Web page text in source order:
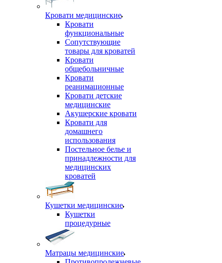
Кровати медицинские
Кровати
функциональные
Сопутствующие
товары для кроватей
Кровати
общебольничные
Кровати
реанимационные
Кровати детские
медицинские
Акушерские кровати
Кровати для
домашнего
использования
Постельное белье и
принадлежности для
медицинских
кроватей
Кушетки медицинские
Кушетки
процедурные
Матрацы медицинские